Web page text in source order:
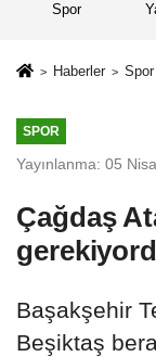
Spor
Haberler Spor
SPOR
Yayınlanma: 05
Çağdaş
Başakşehir
Beşiktaş